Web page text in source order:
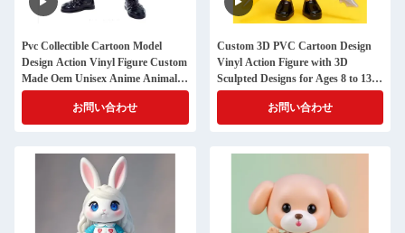
Pvc Collectible Cartoon Model
Design Action Vinyl Figure Custom
Made Oem Unisex Anime Animal
Themed Logo Personalized 3d Art
お問い合わせ
Custom 3D PVC Cartoon Design
Vinyl Action Figure with 3D
Sculpted Designs for Ages 8 to 13
Years
お問い合わせ